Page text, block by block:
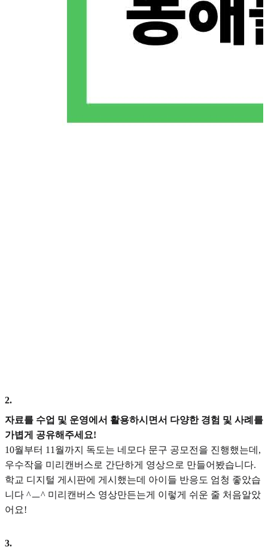
2.
자료를 수업 및 운영에서 활용하시면서 다양한 경험 및 사례를
가볍게 공유해주세요!
10월부터 11월까지 독도는 네모다 문구 공모전을 진행했는데,
우수작을 미리캔버스로 간단하게 영상으로 만들어봤습니다.
학교 디지털 게시판에 게시했는데 아이들 반응도 엄청 좋았습
니다 ^ㅡ^ 미리캔버스 영상만든는게 이렇게 쉬운 줄 처음알았
어요!
3.